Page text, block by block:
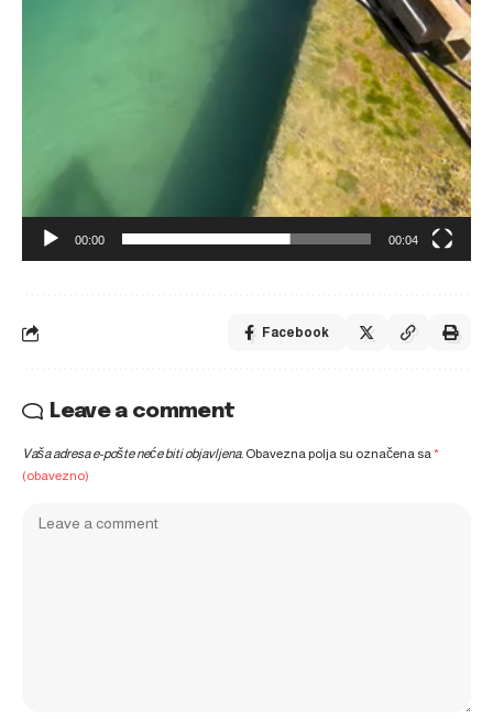
00:00 00:04
Facebook
Leave a comment
Vaša adresa e-pošte neće biti objavljena. Obavezna polja su označena sa*
(obavezno)